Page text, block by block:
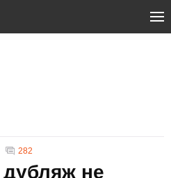
282
не